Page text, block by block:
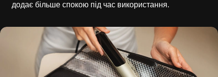
додає більше спокою під час використання.